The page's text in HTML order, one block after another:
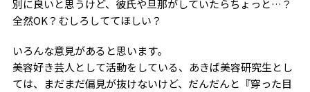
別に良いと思うけど、彼氏や旦那がしていたらちょっと…？
全然OK？むしろしててほしい？
いろんな意見があると思います。
美容好き芸人として活動をしている、あきば美容研究生とし
ては、まだまだ偏見が抜けないけど、だんだんと『穿った目